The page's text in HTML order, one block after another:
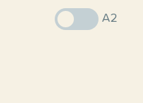
A2